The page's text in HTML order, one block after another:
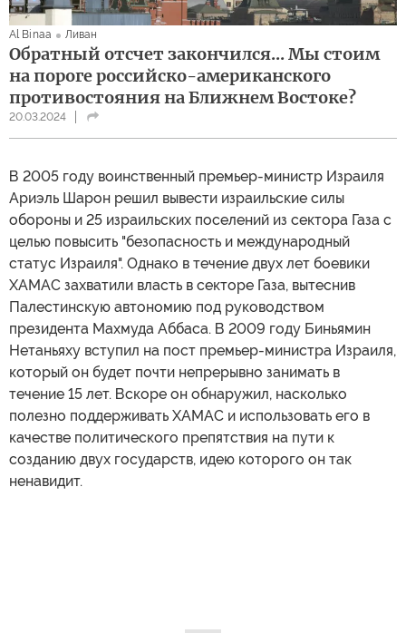
Al Binaa Ливан
Обратный отсчет закончился... Мы стоим
на пороге российско-американского
противостояния на Ближнем Востоке?
20.03.2024
В 2005 году воинственный премьер-министр Израиля
Ариэль Шарон решил вывести израильские силы
обороны и 25 израильских поселений из сектора Газа с
целью повысить "безопасность и международный
статус Израиля". Однако в течение двух лет боевики
ХАМАС захватили власть в секторе Газа, вытеснив
Палестинскую автономию под руководством
президента Махмуда Аббаса. В 2009 году Биньямин
Нетаньяху вступил на пост премьер-министра Израиля,
который он будет почти непрерывно занимать в
течение 15 лет. Вскоре он обнаружил, насколько
полезно поддерживать ХАМАС и использовать его в
качестве политического препятствия на пути к
созданию двух государств, идею которого он так
ненавидит.